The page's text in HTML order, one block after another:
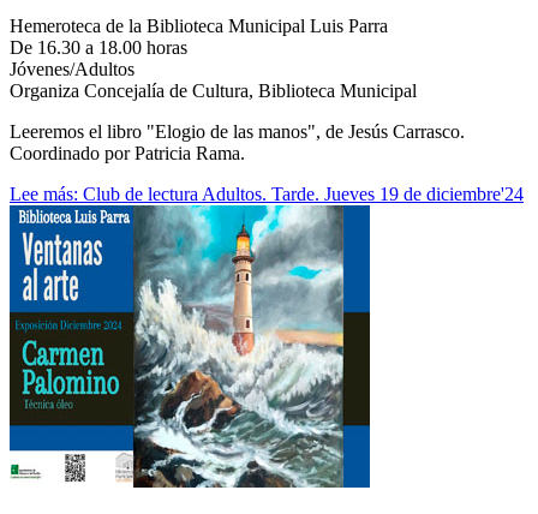
Hemeroteca de la Biblioteca Municipal Luis Parra
De 16.30 a 18.00 horas
Jóvenes/Adultos
Organiza Concejalía de Cultura, Biblioteca Municipal
Leeremos el libro "Elogio de las manos", de Jesús Carrasco.
Coordinado por Patricia Rama.
Lee más: Club de lectura Adultos. Tarde. Jueves 19 de diciembre'24